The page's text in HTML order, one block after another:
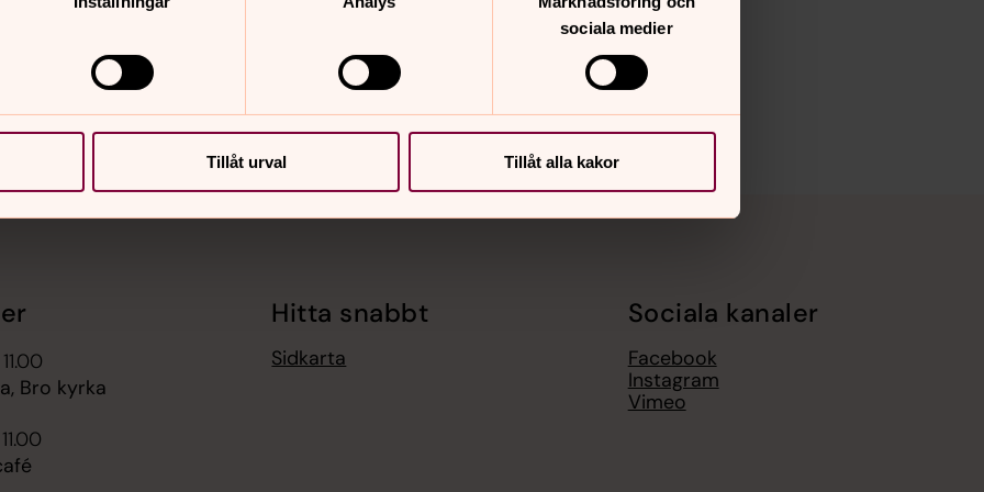
sociala medier
Tillåt urval Tillåt alla kakor
Bro kyrka
Hitta snabbt
Sidkarta
Sociala kanaler
Facebook
Instagram
Vimeo